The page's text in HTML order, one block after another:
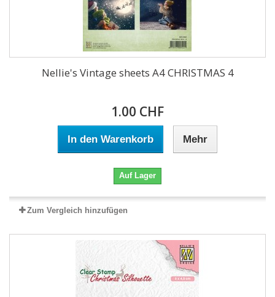
Nellie's Vintage sheets A4 CHRISTMAS 4
1.00 CHF
In den Warenkorb Mehr
Auf Lager
Zum Vergleich hinzufügen